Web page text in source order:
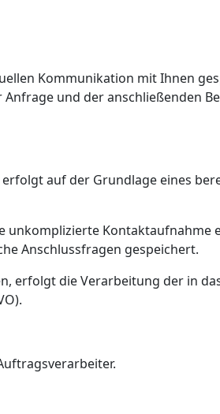
Kommunikation mit Ihnen
und der anschließenden
auf der Grundlage eines
Kontaktaufnahme
Anschlussfragen gespeichert.
erfolgt die Verarbeitung der in